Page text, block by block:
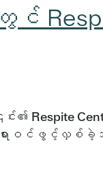
တွင်
င်း၏ Respite
ရားဝင်ဖွင့်လှစ်